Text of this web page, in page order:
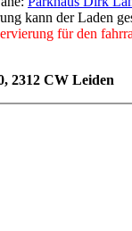
kann der Laden
für den
2312 CW Leiden